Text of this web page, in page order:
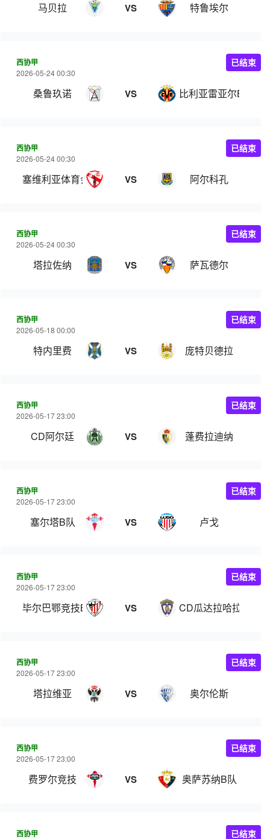
马贝拉 VS 特鲁埃尔
西协甲
2026-05-24 00:30
桑鲁玖诺 VS 比利亚雷亚尔B队
已结束
西协甲
2026-05-24 00:30
塞维利亚体育会 VS 阿尔科孔
已结束
西协甲
2026-05-24 00:30
塔拉佐纳 VS 萨瓦德尔
已结束
西协甲
2026-05-18 00:00
特内里费 VS 庞特贝德拉
已结束
西协甲
2026-05-17 23:00
CD阿尔廷 VS 蓬费拉迪纳
已结束
西协甲
2026-05-17 23:00
塞尔塔B队 VS 卢戈
已结束
西协甲
2026-05-17 23:00
毕尔巴鄂竞技B队 VS CD瓜达拉哈拉
已结束
西协甲
2026-05-17 23:00
塔拉维亚 VS 奥尔伦斯
已结束
西协甲
2026-05-17 23:00
费罗尔竞技 VS 奥萨苏纳B队
已结束
西协甲 已结束